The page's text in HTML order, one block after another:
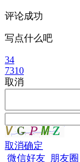
评论成功
写点什么吧
34
7310
取消
取消确定
微信好友 朋友圈